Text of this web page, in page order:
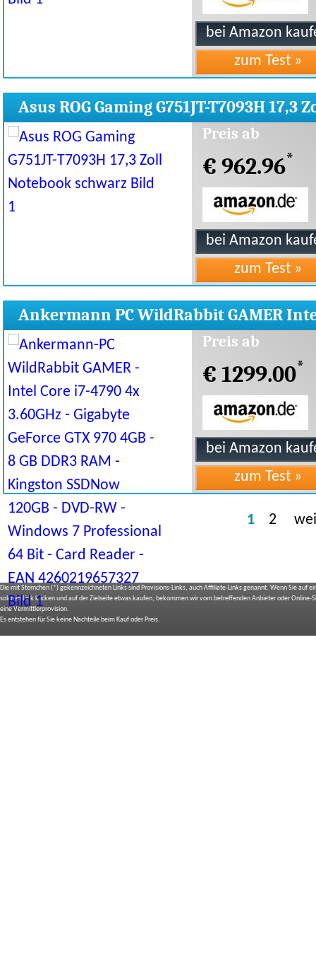
Asus ROG Gaming G751JT-T7093H 17,3
Notebook
Preis ab
€ 962.96*
Ankermann PC WildRabbit GAMER
Core i7
Preis ab
€ 1299.00*
1 2
Die mit Sternchen (*) gekennzeichneten Links sind Provisions-Links, auch Affiliate-Links genannt. Wenn Sie auf
solchen Link klicken und auf der Zielseite etwas kaufen, bekommen wir vom betreffenden Anbieter oder Online-
eine Vermittlerprovision.
Es entstehen für Sie keine Nachteile beim Kauf oder Preis.